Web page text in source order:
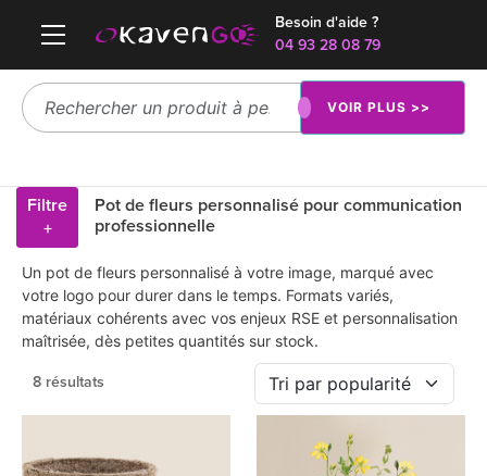
Besoin d'aide ?
04 93 28 08 79
VOIR PLUS >>
Filtre
+
Pot de fleurs personnalisé pour communication
professionnelle
Un pot de fleurs personnalisé à votre image, marqué avec
votre logo pour durer dans le temps. Formats variés,
matériaux cohérents avec vos enjeux RSE et personnalisation
maîtrisée, dès petites quantités sur stock.
8 résultats